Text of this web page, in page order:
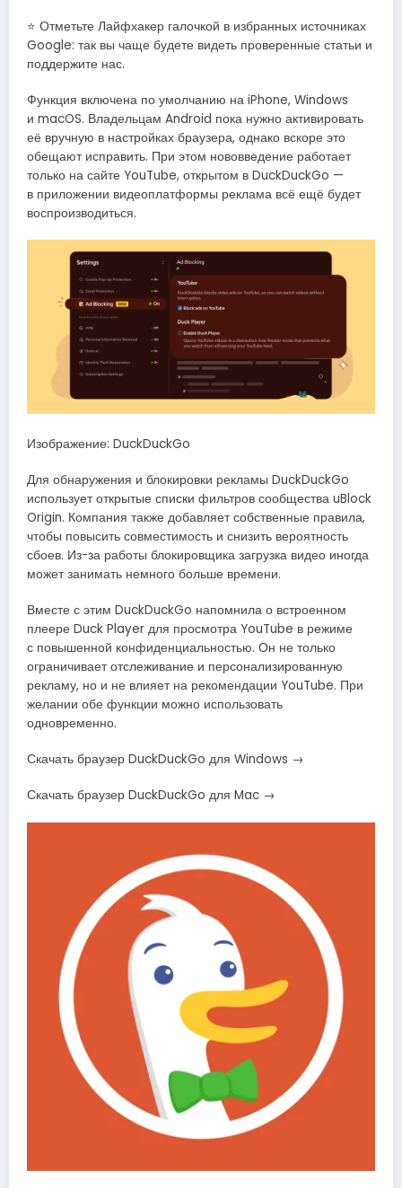
⭐ Отметьте Лайфхакер галочкой в избранных источниках
Google: так вы чаще будете видеть проверенные статьи и
поддержите нас.
Функция включена по умолчанию на iPhone, Windows
и macOS. Владельцам Android пока нужно активировать
её вручную в настройках браузера, однако вскоре это
обещают исправить. При этом нововведение работает
только на сайте YouTube, открытом в DuckDuckGo —
в приложении видеоплатформы реклама всё ещё будет
воспроизводиться.
Изображение: DuckDuckGo
Для обнаружения и блокировки рекламы DuckDuckGo
использует открытые списки фильтров сообщества uBlock
Origin. Компания также добавляет собственные правила,
чтобы повысить совместимость и снизить вероятность
сбоев. Из-за работы блокировщика загрузка видео иногда
может занимать немного больше времени.
Вместе с этим DuckDuckGo напомнила о встроенном
плеере Duck Player для просмотра YouTube в режиме
с повышенной конфиденциальностью. Он не только
ограничивает отслеживание и персонализированную
рекламу, но и не влияет на рекомендации YouTube. При
желании обе функции можно использовать
одновременно.
Скачать браузер DuckDuckGo для Windows →
Скачать браузер DuckDuckGo для Mac →